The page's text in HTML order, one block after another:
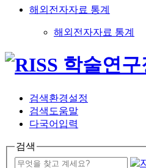
해외전자자료 통계
해외전자자료 통계
검색환경설정
검색도움말
다국어입력
검색